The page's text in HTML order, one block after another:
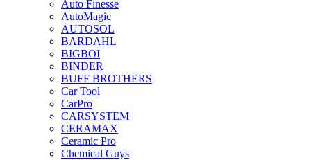
Auto Finesse
AutoMagic
AUTOSOL
BARDAHL
BIGBOI
BINDER
BUFF BROTHERS
Car Tool
CarPro
CARSYSTEM
CERAMAX
Ceramic Pro
Chemical Guys